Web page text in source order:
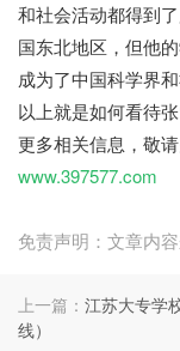
和社会活动都得到
国东北地区，但他
成为了中国科学界
以上就是如何看待
更多相关信息，敬
www.397577.com
免责声明：文章内
上一篇： 江苏大专学
线）